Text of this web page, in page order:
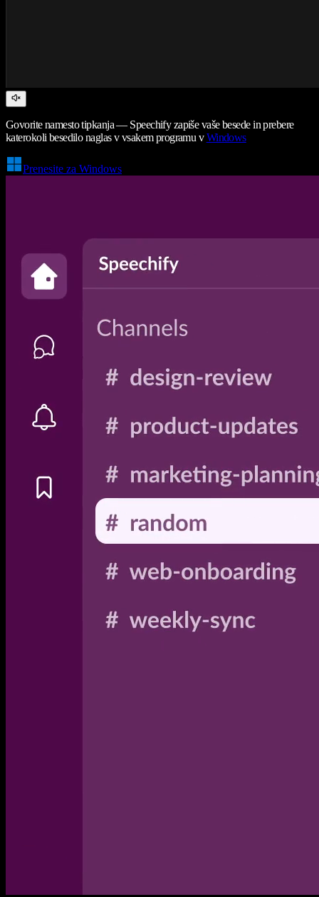
Govorite namesto tipkanja — Speechify zapiše vaše besede in prebere
katerokoli besedilo naglas v vsakem programu vWindows
Prenesite za Windows